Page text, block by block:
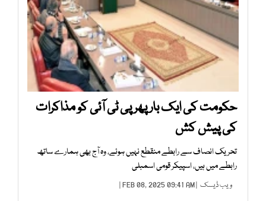
حکومت کی ایک بار پھر پی ٹی آئی کو مذاکرات
کی پیش کش
تحریک انصاف سے رابطے منقطع نہیں ہوئے، وہ آج بھی ہمارے ساتھ
رابطے میں ہیں، اسپیکر قومی اسمبلی
ویب ڈیسک | FEB 08, 2025 09:41 AM |